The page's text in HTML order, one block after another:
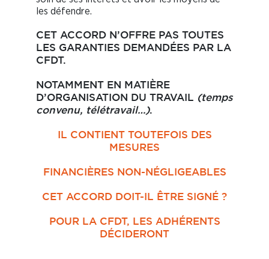
les défendre.
CET ACCORD N’OFFRE PAS TOUTES
LES GARANTIES DEMANDÉES PAR LA
CFDT.
NOTAMMENT EN MATIÈRE
D’ORGANISATION DU TRAVAIL (temps
convenu, télétravail…).
IL CONTIENT TOUTEFOIS DES
MESURES
FINANCIÈRES NON-NÉGLIGEABLES
CET ACCORD DOIT-IL ÊTRE SIGNÉ ?
POUR LA CFDT, LES ADHÉRENTS
DÉCIDERONT